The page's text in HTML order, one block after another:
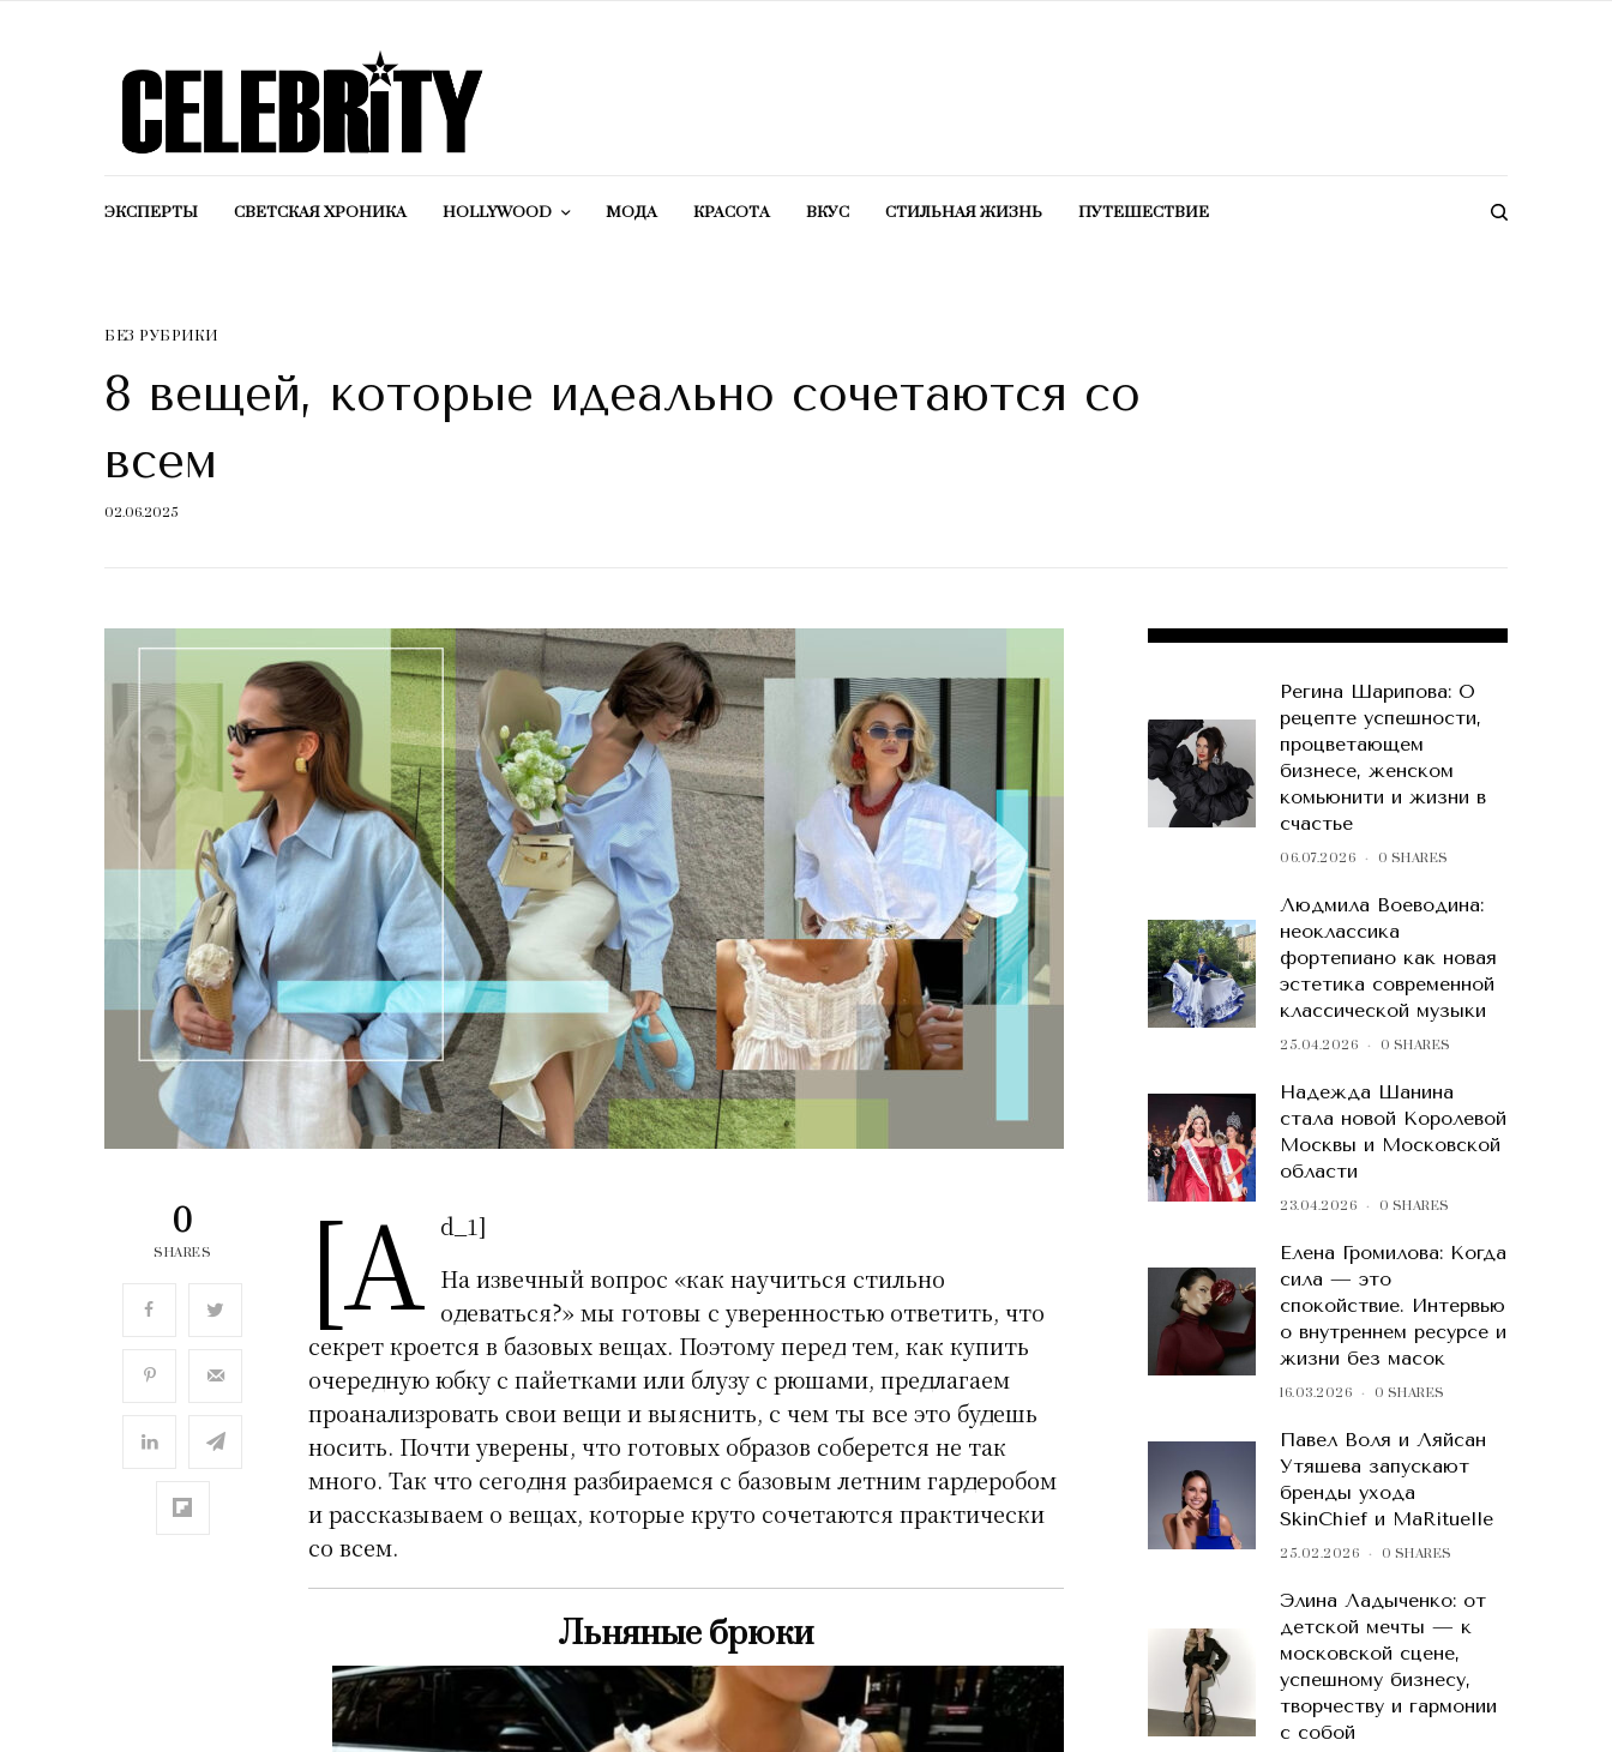
ЭКСПЕРТЫ СВЕТСКАЯ ХРОНИКА HOLLYWOOD МОДА КРАСОТA ВКУС СТИЛЬНАЯ ЖИЗНЬ ПУТЕШЕСТВИЕ
БЕЗ РУБРИКИ
8 вещей, которые идеально сочетаются со
всем
02.06.2025
0
SHARES [a d_1]
На извечный вопрос «как научиться стильно
одеваться?» мы готовы с уверенностью ответить, что
секрет кроется в базовых вещах. Поэтому перед тем, как купить
очередную юбку с пайетками или блузу с рюшами, предлагаем
проанализровать свои вещи и выяснить, с чем ты все это будешь
носить. Почти уверены, что готовых образов соберется не так
много. Так что сегодня разбираемся с базовым летним гардеробом
и рассказываем о вещах, которые круто сочетаются практически
со всем.
Льняные брюки
Регина Шарипова: О
рецепте успешности,
процветающем
бизнесе, женском
комьюнити и жизни в
счастье
06.07.2026 0 SHARES
Людмила Воеводина:
неоклассика
фортепиано как новая
эстетика современной
классической музыки
25.04.2026 0 SHARES
Надежда Шанина
стала новой Королевой
Москвы и Московской
области
23.04.2026 0 SHARES
Елена Громилова: Когда
сила — это
спокойствие. Интервью
о внутреннем ресурсе и
жизни без масок
16.03.2026 0 SHARES
Павел Воля и Ляйсан
Утяшева запускают
бренды ухода
SkinChief и MaRituelle
25.02.2026 0 SHARES
Элина Ладыченко: от
детской мечты — к
московской сцене,
успешному бизнесу,
творчеству и гармонии
с собой